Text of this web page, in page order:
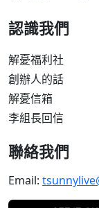
認識我們
解憂福利社
創辦人的話
解憂信箱
李組長回信
聯絡我們
Email: